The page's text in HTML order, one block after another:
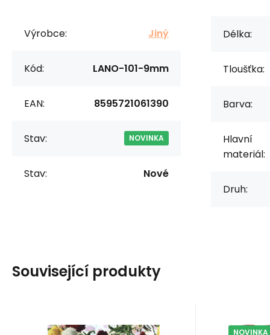
Výrobce: Jiný
Kód: LANO-101-9mm
EAN: 8595721061390
Stav: NOVINKA
Stav: Nové
Délka:
Tloušťka:
Barva:
Hlavní
materiál:
Druh:
Související produkty
Kód:UBRUSOVINA102
EAN:8595721022445 NOVINKA
Kód:EAN: